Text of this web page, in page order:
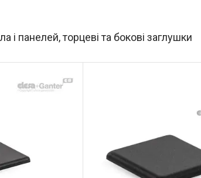
і панелей, торцеві та бокові заглушки